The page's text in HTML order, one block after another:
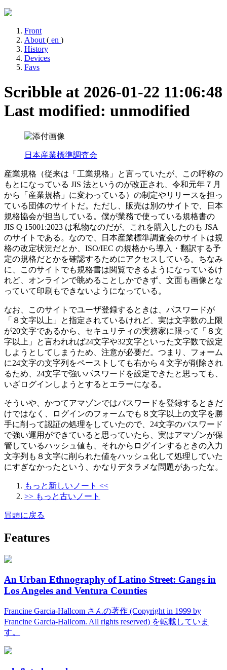
Front
About ( en )
History
Devices
Favs
Scribble at 2026-01-22 11:06:48
Last modified: unmodified
日本産業標準調査会
産業規格（従来は「工業規格」と言っていたが、この呼称の
もとになっている JIS 法というのが改正され、令和元年７月
から「産業規格」に変わっている）の制定やリリースを担っ
ている団体のサイトだ。ただし、販売は別のサイトで、日本
規格協会が担当している。僕が業務で使っている規格書の
JIS Q 15001:2023 は私物なのだが、これを購入したのも JSA
のサイトである。なので、日本産業標準調査会のサイトは規
格の改定状況だとか、ISO/IEC の規格から導入・翻訳する予
定の規格だとかを確認するためにアクセスしている。ちなみ
に、このサイトでも規格書は閲覧できるようになっているけ
れど、オンラインで眺めることしかできず、文面も画像とな
っていて印刷もできないようになっている。
なお、このサイトでユーザ登録するときは、パスワードが
「８文字以上」と指定されているけれど、実は文字数の上限
が20文字であるから、セキュリティの実務家に限って「８文
字以上」と言われれば24文字や32文字といった文字数で設定
しようとしてしまうため、注意が必要だ。つまり、フォーム
に24文字の文字列をペーストしても右から４文字が削除され
るため、24文字で強いパスワードを設定できたと思っても、
いざログインしようとするとエラーになる。
そういや、かつてアマゾンではパスワードを登録するときだ
けではなく、ログインのフォームでも８文字以上の文字を勝
手に削って認証の処理をしていたので、24文字のパスワード
で強い運用ができていると思っていたら、実はアマゾンが保
管しているハッシュ値も、それからログインするときの入力
文字列も８文字に削られた値をハッシュ化して処理していた
にすぎなかったという、かなりデタラメな問題があったな。
もっと新しいノート <<
>> もっと古いノート
冒頭に戻る
Features
An Urban Ethnography of Latino Street: Gangs in
Los Angeles and Ventura Counties
Francine Garcia-Hallcom さんの著作 (Copyright in 1999 by
Francine Garcia-Hallcom. All rights reserved) を転載していま
す。